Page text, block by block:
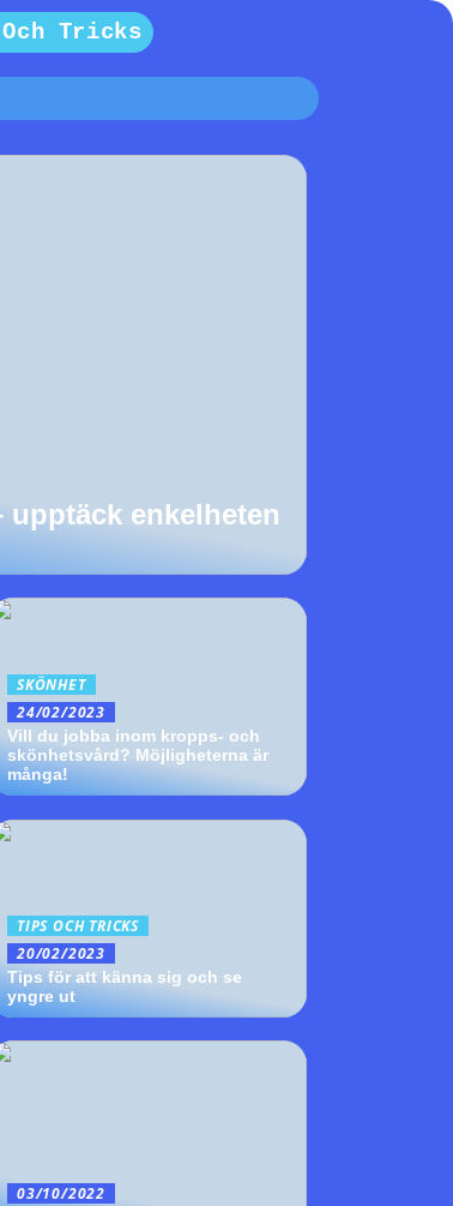
Tricks
enkelheten
SKÖNHET
24/02/2023
Vill du jobba inom kropps- och
skönhetsvård? Möjligheterna är
många!
TIPS OCH TRICKS
20/02/2023
Tips för att känna sig och se
yngre ut
03/10/2022